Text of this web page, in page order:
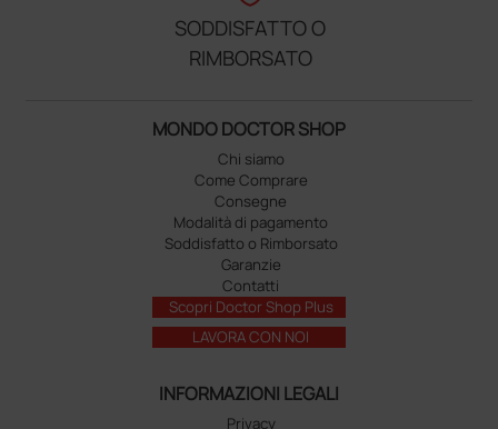
SODDISFATTO O
RIMBORSATO
MONDO DOCTOR SHOP
Chi siamo
Come Comprare
Consegne
Modalità di pagamento
Soddisfatto o Rimborsato
Garanzie
Contatti
Scopri Doctor Shop Plus
LAVORA CON NOI
INFORMAZIONI LEGALI
Privacy